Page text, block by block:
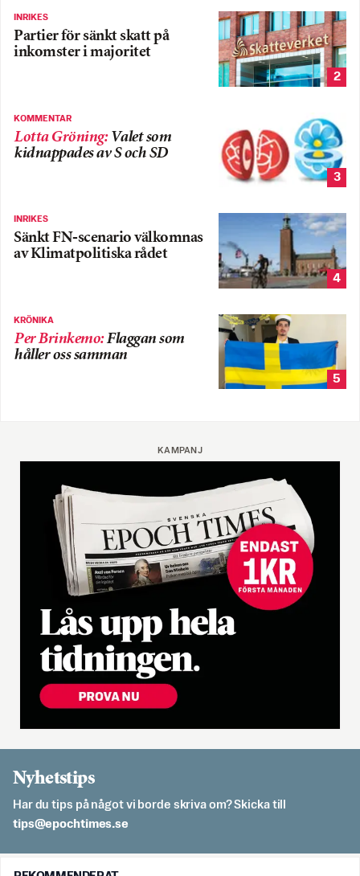
INRIKES
Partier för sänkt skatt på
inkomster i majoritet
2
KOMMENTAR
Lotta Gröning: Valet som
kidnappades av S och SD
3
INRIKES
Sänkt FN-scenario välkomnas
av Klimatpolitiska rådet
4
KRÖNIKA
Per Brinkemo:Flaggan som
håller oss samman
5
KAMPANJ
Nyhetstips
Har du tips på något vi borde skriva om? Skicka till
es.semithcope@spit